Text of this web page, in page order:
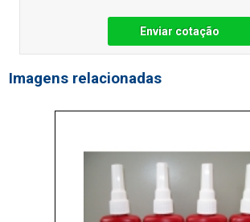
Enviar cotação
Imagens relacionadas